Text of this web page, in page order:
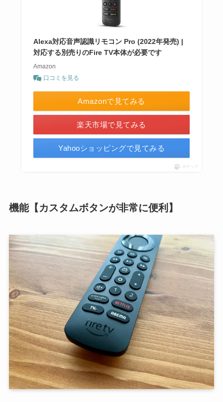
Alexa対応音声認識リモコン Pro (2022年発売) |
対応する別売りのFire TV本体が必要です
Amazon
口コミを見る
Amazonで見てみる
楽天市場で見てみる
Yahooショッピングで見てみる
ポチップ
機能【カスタムボタンが非常に便利】